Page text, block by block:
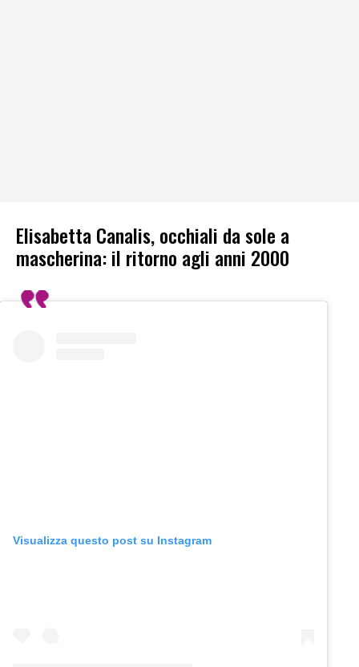
Elisabetta Canalis, occhiali da sole a
mascherina: il ritorno agli anni 2000
Visualizza questo post su Instagram